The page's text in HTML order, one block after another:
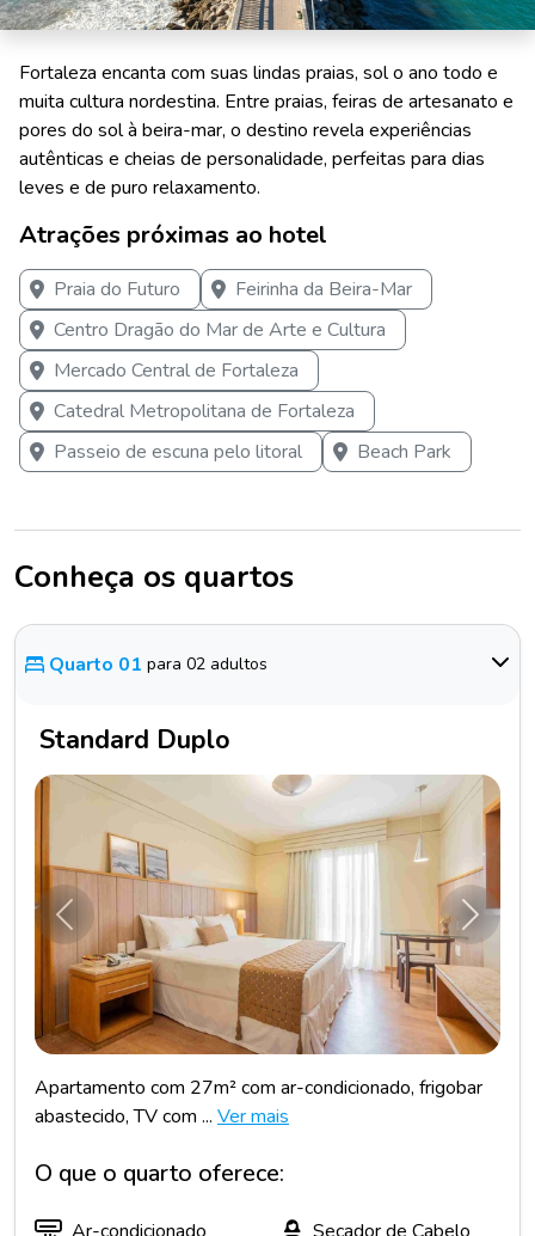
Fortaleza encanta com suas lindas praias, sol o ano todo e
muita cultura nordestina. Entre praias, feiras de artesanato e
pores do sol à beira-mar, o destino revela experiências
autênticas e cheias de personalidade, perfeitas para dias
leves e de puro relaxamento.
Atrações próximas ao hotel
Praia do Futuro
Feirinha da Beira-Mar
Centro Dragão do Mar de Arte e Cultura
Mercado Central de Fortaleza
Catedral Metropolitana de Fortaleza
Passeio de escuna pelo litoral
Beach Park
Conheça os quartos
Quarto 01 para 02 adultos
Standard Duplo
Anterior
Apartamento com 27m² com ar-condicionado, frigobar
abastecido, TV com ... Ver mais
O que o quarto oferece: